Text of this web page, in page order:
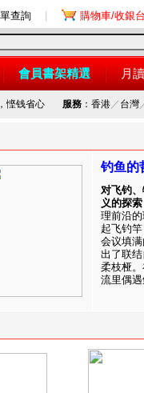
查詢 購物車/收銀台
會員書架精選 月讀
悭钱省心 服務：香港／ 台灣
钓鱼的
对飞钓
义的探索
理前沿
起飞钓
会议填
出了联
柔枝桠
流里偶